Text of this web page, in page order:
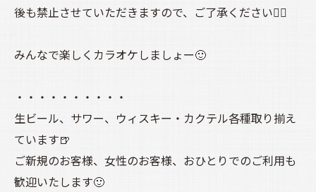
後も禁止させていただきますので、ご了承ください🙇‍♀️
みんなで楽しくカラオケしましょー🙂
・・・・・・・・・・
生ビール、サワー、ウィスキー・カクテル各種取り揃え
ています🍺
ご新規のお客様、女性のお客様、おひとりでのご利用も
歓迎いたします🙂